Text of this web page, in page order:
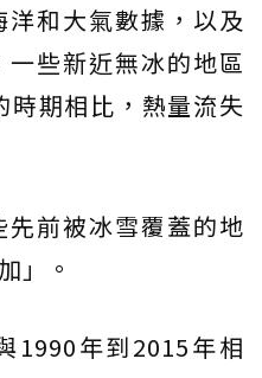
和大氣數據，以及
些新近無冰的地區
期相比，熱量流失
前被冰雪覆蓋的地
」。
1990年到2015年相